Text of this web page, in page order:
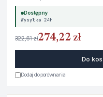
Dostępny
Wysyłka 24h
322,61 zł274,22 zł
Do
Dodaj do porównania